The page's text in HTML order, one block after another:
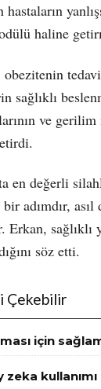
haline
sağlıklı
ve
en değerli
adımdır,
Erkan, sağlıklı
söz etti.
Çekebilir
için
kullanımı